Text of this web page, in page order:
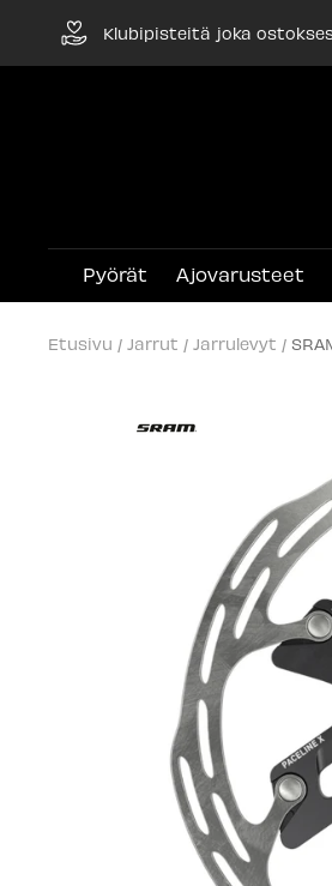
sisältöön
Klubipisteitä joka
Pyörät Ajovarusteet
Etusivu Jarrut Jarrulevyt